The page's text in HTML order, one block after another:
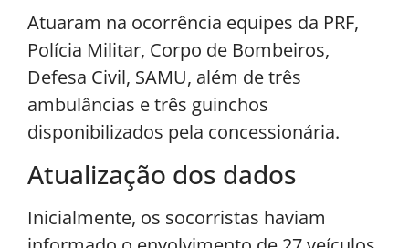
Atuaram na ocorrência equipes da PRF,
Polícia Militar, Corpo de Bombeiros,
Defesa Civil, SAMU, além de três
ambulâncias e três guinchos
disponibilizados pela concessionária.
Atualização dos dados
Inicialmente, os socorristas haviam